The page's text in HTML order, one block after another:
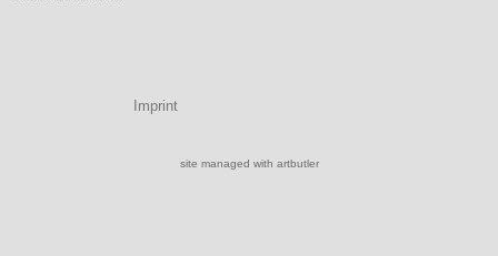
Imprint
site managed with artbutler